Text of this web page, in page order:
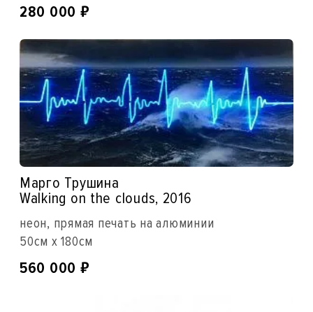
280 000 ₽
Марго Трушина
Walking on the clouds, 2016
неон, прямая печать на алюминии
50см x 180см
560 000 ₽